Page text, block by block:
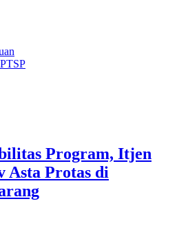
Program, Itjen
Asta Protas di